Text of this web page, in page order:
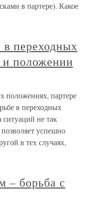
в партере). Какое
переходных
и положении
положениях, партере
в переходных
не так
успешно
в тех случаях,
– борьба с